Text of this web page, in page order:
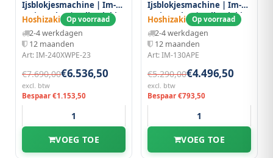
Ijsblokjesmachine | Im-
serie (cube) | Volle Blokjes
(17g) | 190kg/24u | Zonder
Bunker | Watergekoeld |
Stapelbaar |
1084x700x500(h)mm
Hoshizaki Op voorraad
2-4 werkdagen
12 maanden
Art: IM-240XWPE-23
€7.690,00€6.536,50
excl. btw
Bespaar €1.153,50
VOEG TOE
Ijsblokjesmachine | Im-
serie (cube) | Volle Blokjes
(23g) | 125kg/24u | Zonder
Bunker | Luchtgekoeld |
560x700x880(h)mm
Hoshizaki Op voorraad
2-4 werkdagen
12 maanden
Art: IM-130APE
€5.290,00€4.496,50
excl. btw
Bespaar €793,50
VOEG TOE